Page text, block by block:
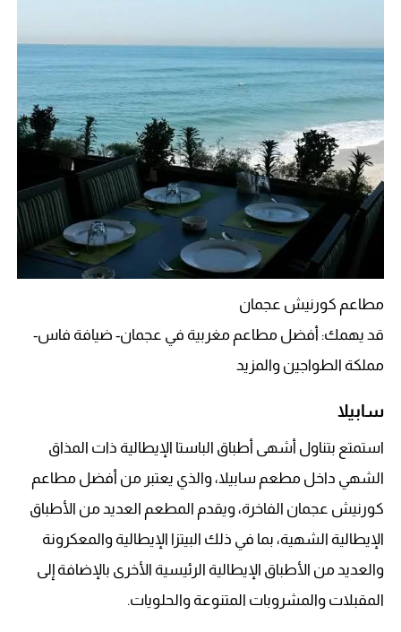
مطاعم كورنيش عجمان
قد يهمك: أفضل مطاعم مغربية في عجمان- ضيافة فاس-
مملكة الطواجين والمزيد
سابيلا
استمتع بتناول أشهى أطباق الباستا الإيطالية ذات المذاق
الشهي داخل مطعم سابيلا، والذي يعتبر من أفضل مطاعم
كورنيش عجمان الفاخرة، ويقدم المطعم العديد من الأطباق
الإيطالية الشهية، بما في ذلك البيتزا الإيطالية والمعكرونة
والعديد من الأطباق الإيطالية الرئيسية الأخرى بالإضافة إلى
المقبلات والمشروبات المتنوعة والحلويات.